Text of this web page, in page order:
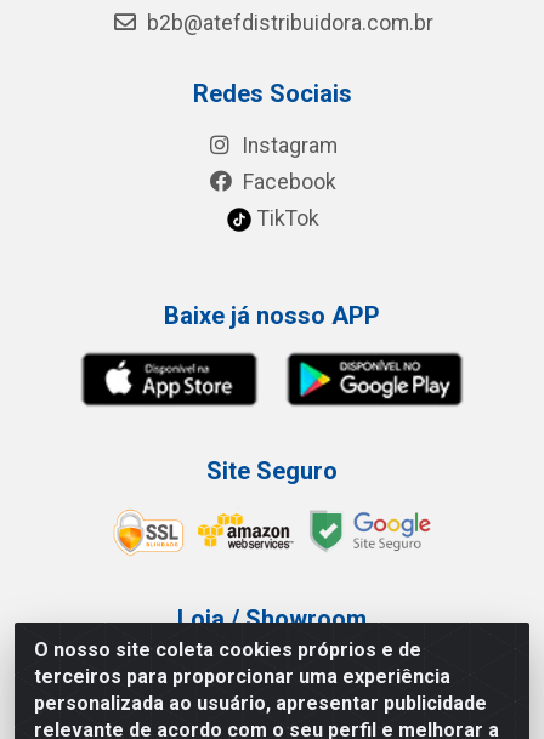
O nosso site coleta cookies próprios e de
terceiros para proporcionar uma experiência
personalizada ao usuário, apresentar publicidade
relevante de acordo com o seu perfil e melhorar a
b2b@atefdistribuidora.com.br
Redes Sociais
Instagram
Facebook
TikTok
Baixe já nosso APP
Site Seguro
Loja / Showroom
Tel.: (11) 3227-0546
Av Vautier, 587/597 - Pari - São Paulo/SP